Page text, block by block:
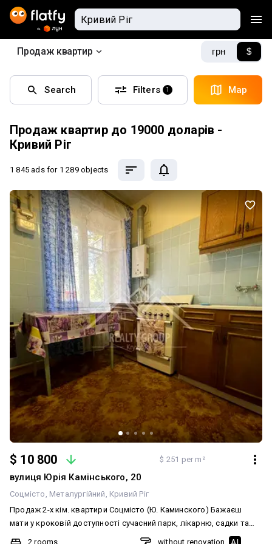
Продаж квартир грн $
Search Filters 1 Map
Продаж квартир до 19000 доларів -
Кривий Ріг
1 845 ads for 1 289 objects
$ 10 800 $ 251 per m²
вулиця Юрія Камінського, 20
Соцмісто Металургійний Кривий Ріг
Продаж 2-х кім. квартири Соцмісто (Ю. Каминского) Бажаєш
мати у кроковій доступності сучасний парк, лікарню, садки та
школи? Мрієш про затишне житло для себе чи своїх близьких?
2 rooms
without renovation AI